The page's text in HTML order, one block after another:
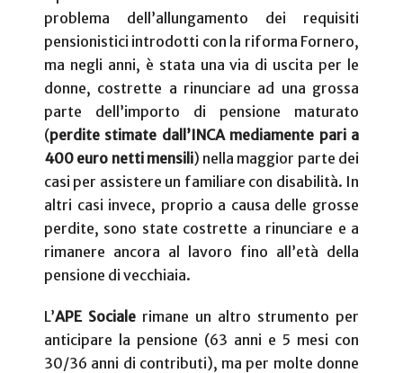
problema dell’allungamento dei requisiti
pensionistici introdotti con la riforma Fornero,
ma negli anni, è stata una via di uscita per le
donne, costrette a rinunciare ad una grossa
parte dell’importo di pensione maturato
(perdite stimate dall’INCA mediamente pari a
400 euro netti mensili) nella maggior parte dei
casi per assistere un familiare con disabilità. In
altri casi invece, proprio a causa delle grosse
perdite, sono state costrette a rinunciare e a
rimanere ancora al lavoro fino all’età della
pensione di vecchiaia.
L’APE Sociale rimane un altro strumento per
anticipare la pensione (63 anni e 5 mesi con
30/36 anni di contributi), ma per molte donne